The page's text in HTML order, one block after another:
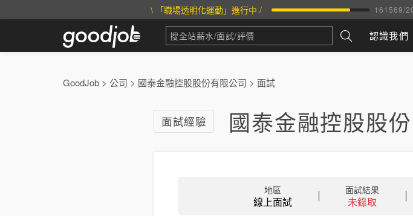
\ 「職場透明化運動」進行中 / 161569/
認識我們
GoodJob > 公司 > 國泰金融控股股份有限公司 > 面試
面試經驗 國泰金融控股股
地區
線上面試
面試結果
未錄取